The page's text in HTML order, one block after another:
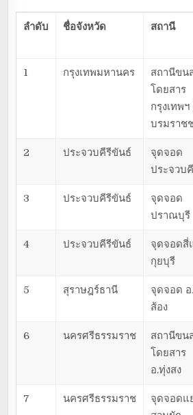
ลำดับ ชื่อจังหวัด สถานี
1 กรุงเทพมหานคร
สถานีขน
โดยสาร
กรุงเทพ
บรมราช
2 ประจวบคีรีขันธ์
จุดจอด
ประจวบ
3 ประจวบคีรีขันธ์
จุดจอด
ปราณบุรี
4 ประจวบคีรีขันธ์
จุดจอดสี่
กุยบุรี
5 สุราษฎร์ธานี
จุดจอด
ส้อง
6 นครศรีธรรมราช
สถานีขน
โดยสาร
อ.ทุ่งสง
7 นครศรีธรรมราช
จุดจอดแ